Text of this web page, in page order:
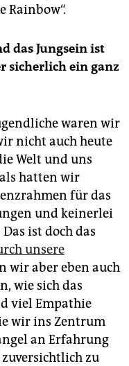
Rainbow“.
das Jungsein ist
sicherlich ein ganz
waren wir
nicht auch heute
Welt und uns
hatten wir
für das
und keinerlei
ist doch das
unsere
wir aber eben auch
wie sich das
viel Empathie
wir ins Zentrum
an Erfahrung
zu